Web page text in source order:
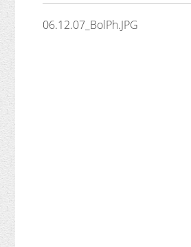
06.12.07_BolPh.JPG